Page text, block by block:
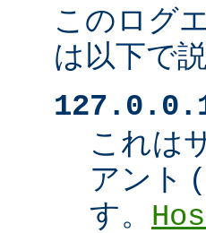
このログ
は以下で
これは
アント
す。